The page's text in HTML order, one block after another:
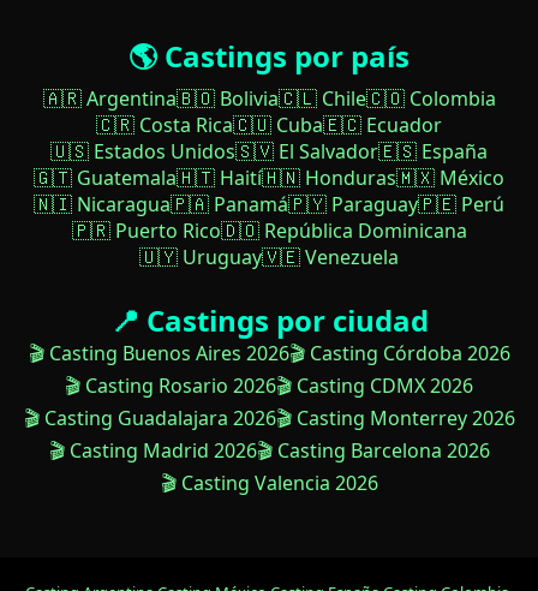
🌎 Castings por país
🇦🇷 Argentina🇧🇴 Bolivia🇨🇱 Chile🇨🇴 Colombia
🇨🇷 Costa Rica🇨🇺 Cuba🇪🇨 Ecuador
🇺🇸 Estados Unidos🇸🇻 El Salvador🇪🇸 España
🇬🇹 Guatemala🇭🇹 Haití🇭🇳 Honduras🇲🇽 México
🇳🇮 Nicaragua🇵🇦 Panamá🇵🇾 Paraguay🇵🇪 Perú
🇵🇷 Puerto Rico🇩🇴 República Dominicana
🇺🇾 Uruguay🇻🇪 Venezuela
📍 Castings por ciudad
🎬 Casting Buenos Aires 2026🎬 Casting Córdoba 2026
🎬 Casting Rosario 2026🎬 Casting CDMX 2026
🎬 Casting Guadalajara 2026🎬 Casting Monterrey 2026
🎬 Casting Madrid 2026🎬 Casting Barcelona 2026
🎬 Casting Valencia 2026